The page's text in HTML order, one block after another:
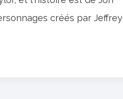
créés par Jeffrey